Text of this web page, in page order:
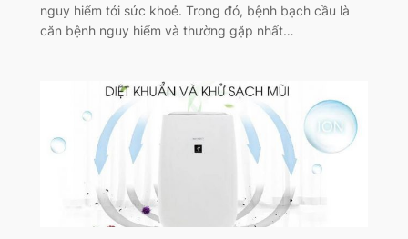
nguy hiểm tới sức khoẻ. Trong đó, bệnh bạch cầu là
căn bệnh nguy hiểm và thường gặp nhất…